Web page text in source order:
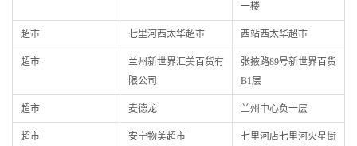
一楼
超市 七里河西太华超市 西站西太华超市
超市
兰州新世界汇美百货有
限公司
张掖路89号新世界百货
B1层
超市 麦德龙 兰州中心负一层
超市 安宁物美超市
七里河店七里河火星街